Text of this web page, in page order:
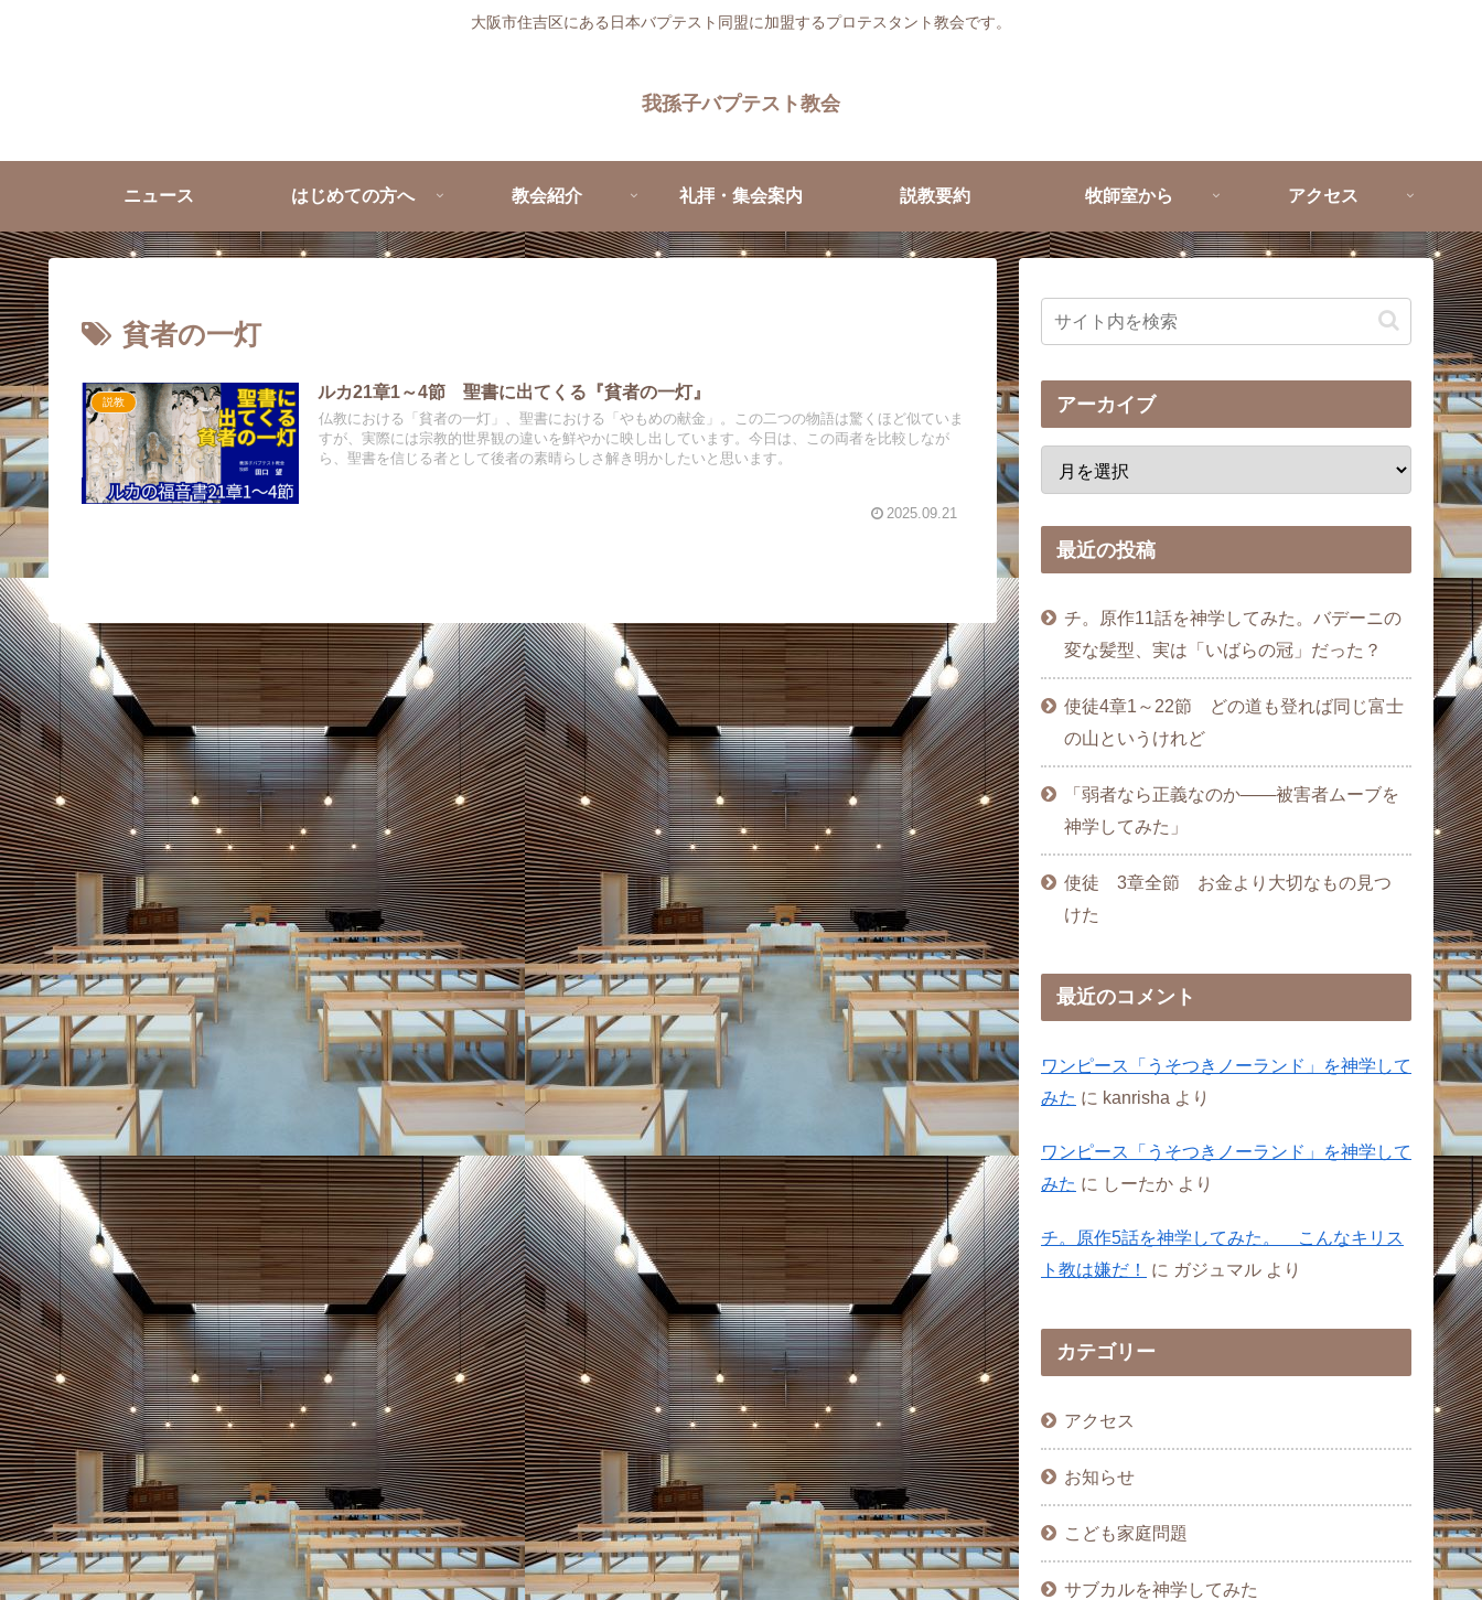
大阪市住吉区にある日本バプテスト同盟に加盟するプロテスタント教会です。
我孫子バプテスト教会
ニュース はじめての方へ 教会紹介 礼拝・集会案内 説教要約 牧師室から アクセス
貧者の一灯
説教
ルカ21章1～4節 聖書に出てくる『貧者の一灯』
仏教における「貧者の一灯」、聖書における「やもめの献金」。この二つの物語は驚くほど似ていま
すが、実際には宗教的世界観の違いを鮮やかに映し出しています。今日は、この両者を比較しなが
ら、聖書を信じる者として後者の素晴らしさ解き明かしたいと思います。
2025.09.21
アーカイブ
最近の投稿
チ。原作11話を神学してみた。バデーニの
変な髪型、実は「いばらの冠」だった？
使徒4章1～22節 どの道も登れば同じ富士
の山というけれど
「弱者なら正義なのか――被害者ムーブを
神学してみた」
使徒 3章全節 お金より大切なもの見つ
けた
最近のコメント
ワンピース「うそつきノーランド」を神学して
みた に kanrisha より
ワンピース「うそつきノーランド」を神学して
みた に しーたか より
チ。原作5話を神学してみた。 こんなキリス
ト教は嫌だ！
に ガジュマル より
カテゴリー
アクセス
お知らせ
こども家庭問題
サブカルを神学してみた